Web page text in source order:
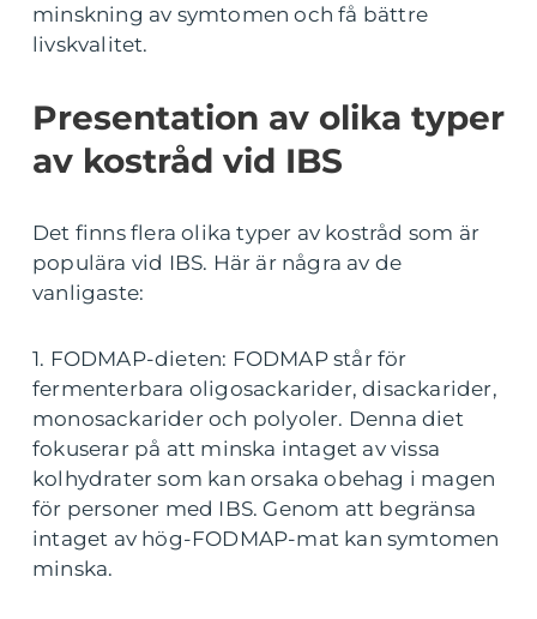
minskning av symtomen och få bättre
livskvalitet.
Presentation av olika typer
av kostråd vid IBS
Det finns flera olika typer av kostråd som är
populära vid IBS. Här är några av de
vanligaste:
1. FODMAP-dieten: FODMAP står för
fermenterbara oligosackarider, disackarider,
monosackarider och polyoler. Denna diet
fokuserar på att minska intaget av vissa
kolhydrater som kan orsaka obehag i magen
för personer med IBS. Genom att begränsa
intaget av hög-FODMAP-mat kan symtomen
minska.